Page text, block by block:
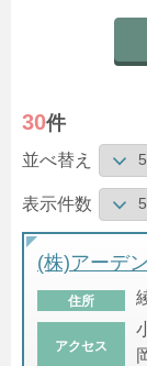
30件
並べ替え
表示件数
(株)アーデ
住所
アクセス